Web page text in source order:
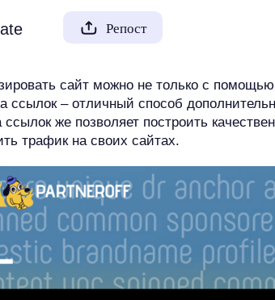
Репост
сайт можно не только с
ссылок – отличный способ
ссылок же позволяет построить
трафик на своих сайтах.